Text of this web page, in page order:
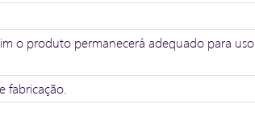
o produto permanecerá adequado para uso
fabricação.